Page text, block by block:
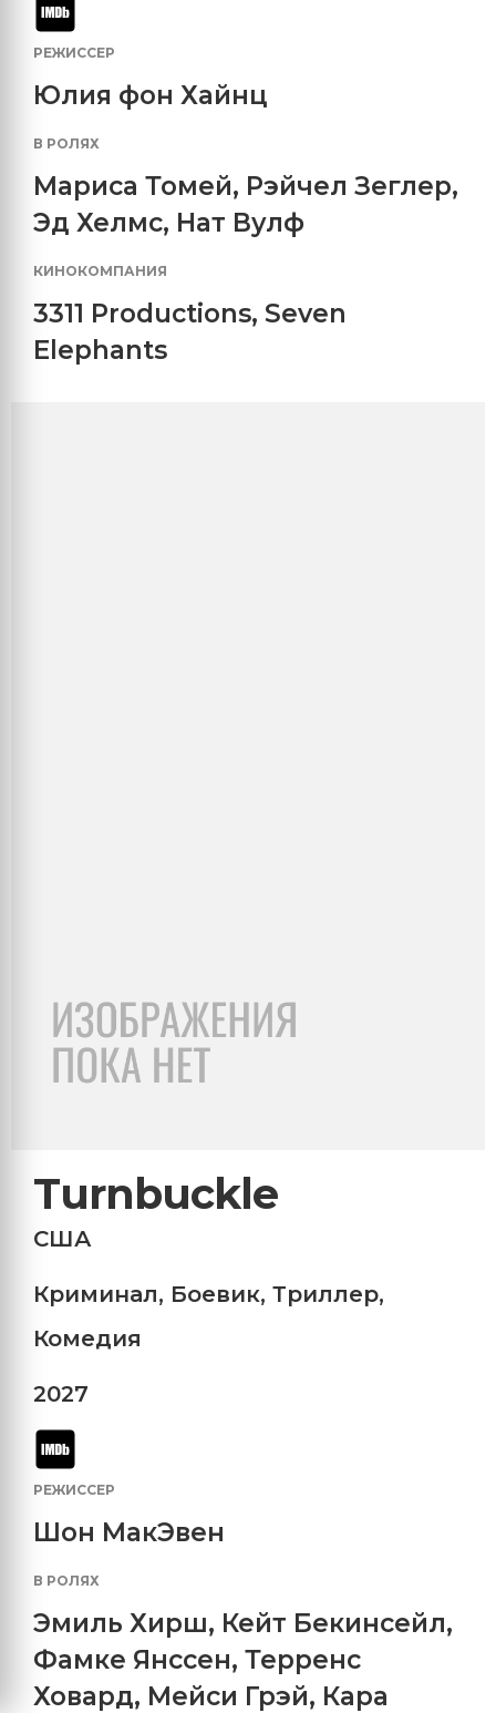
РЕЖИССЕР
Юлия фон Хайнц
В РОЛЯХ
Мариса Томей, Рэйчел Зеглер,
Эд Хелмс, Нат Вулф
КИНОКОМПАНИЯ
3311 Productions, Seven
Elephants
Turnbuckle
США
Криминал, Боевик, Триллер,
Комедия
2027
РЕЖИССЕР
Шон МакЭвен
В РОЛЯХ
Эмиль Хирш, Кейт Бекинсейл,
Фамке Янссен, Терренс
Ховард, Мейси Грэй, Кара